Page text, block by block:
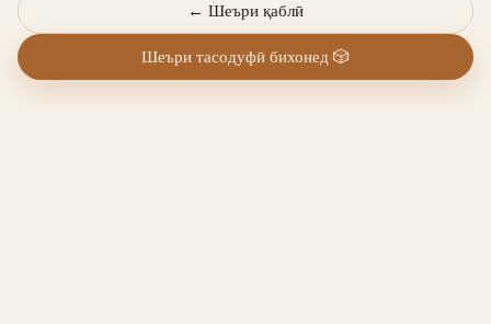
← Шеъри қаблӣ
Шеъри тасодуфӣ бихонед 🎲